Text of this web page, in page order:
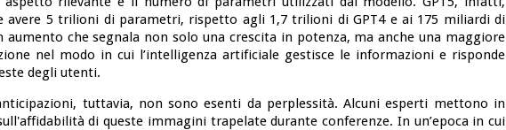
avere 5 trilioni di parametri, rispetto agli 1,7 trilioni di GPT4 e ai 175 miliardi di
aumento che segnala non solo una crescita in potenza, ma anche una maggiore
nel modo in cui l’intelligenza artificiale gestisce le informazioni e risponde
degli utenti.
tuttavia, non sono esenti da perplessità. Alcuni esperti mettono in
di queste immagini trapelate durante conferenze. In un’epoca in cui